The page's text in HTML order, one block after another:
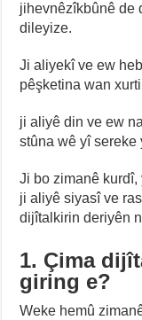
jihevnêzîkbûnê de
dileyize.
Ji aliyekî ve ew
pêşketina wan
ji aliyê din ve ew
stûna wê yî sereke
Ji bo zimanê
ji aliyê siyasî ve
dijîtalkirin deriyên
1. Çima
giring e?
Weke hemû